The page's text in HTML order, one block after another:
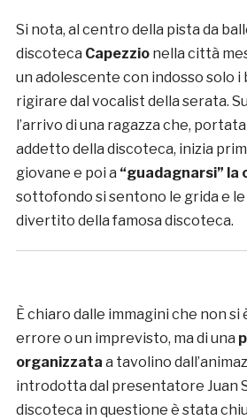
Si nota, al centro della pista da
discoteca Capezzionella città
un adolescente con indosso solo
rigirare dal vocalist della serata.
l’arrivo di una ragazza che,
addetto della discoteca, inizia
giovane e poi a “guadagnarsi” la
sottofondo si sentono le grida e
divertito della famosa discoteca.
È chiaro dalle immagini che non
errore o un imprevisto, ma di una
organizzata a tavolino
introdotta dal presentatore Juan
discoteca in questione è stata